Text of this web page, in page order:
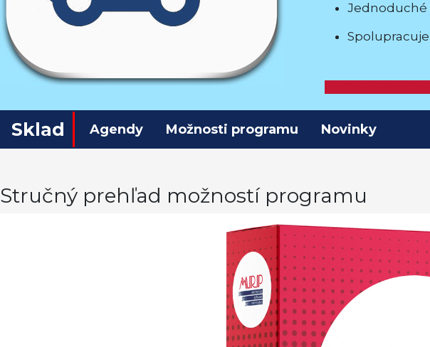
Jednoduché
Spolupracuje
Sklad Agendy Možnosti programu Novinky
Stručný prehľad možností programu